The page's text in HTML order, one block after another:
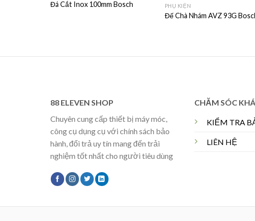
Đá Cắt Inox 100mm Bosch PHỤ KIỆN
Đế Chà Nhám AVZ 93G
88 ELEVEN SHOP
Chuyên cung cấp thiết bị máy móc,
công cụ dụng cụ với chính sách bảo
hành, đổi trả uy tín mang đến trải
nghiệm tốt nhất cho người tiêu dùng
CHĂM SÓC
KIỂM TRA
LIÊN HỆ